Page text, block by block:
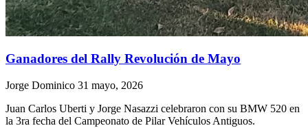
Ganadores del Rally Revolución de Mayo
Jorge Dominico 31 mayo, 2026
Juan Carlos Uberti y Jorge Nasazzi celebraron con su BMW 520 en
la 3ra fecha del Campeonato de Pilar Vehículos Antiguos.